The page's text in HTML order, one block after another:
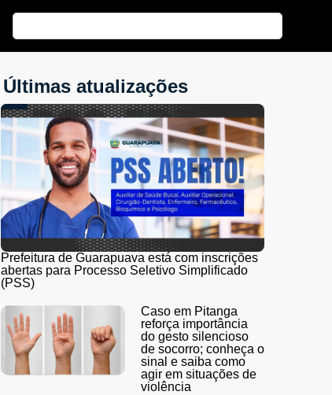
Últimas atualizações
Prefeitura de Guarapuava está com inscrições
abertas para Processo Seletivo Simplificado
(PSS)
Caso em Pitanga
reforça importância
do gesto silencioso
de socorro; conheça o
sinal e saiba como
agir em situações de
violência